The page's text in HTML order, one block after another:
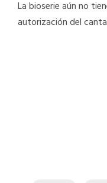
La bioserie aún no
autorización del